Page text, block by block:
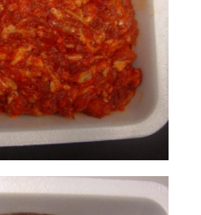
Ampliar